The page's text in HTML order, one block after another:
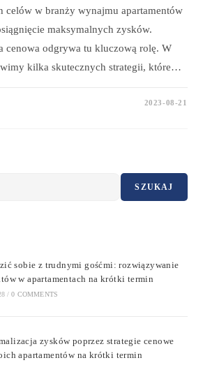
celów w branży wynajmu apartamentów
maksymalnych zysków.
cenowa odgrywa tu kluczową rolę. W
kilka skutecznych strategii, które…
2023-08-21
SZUKAJ
sobie z trudnymi gośćmi: rozwiązywanie
w apartamentach na krótki termin
/ 0 COMMENTS
zysków poprzez strategie cenowe
apartamentów na krótki termin